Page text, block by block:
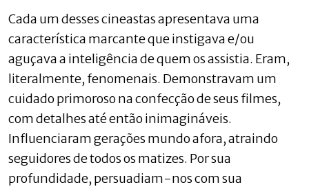
Cada um desses cineastas apresentava uma
característica marcante que instigava e/ou
aguçava a inteligência de quem os assistia. Eram,
literalmente, fenomenais. Demonstravam um
cuidado primoroso na confecção de seus filmes,
com detalhes até então inimagináveis.
Influenciaram gerações mundo afora, atraindo
seguidores de todos os matizes. Por sua
profundidade, persuadiam-nos com sua